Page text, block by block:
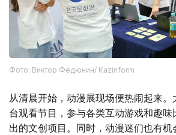
Фото: Виктор Федюнин/ Kazinform
从清晨开始，动漫展现场便热闹起来
台观看节目，参与各类互动游戏和趣
出的文创项目。同时，动漫迷们也有